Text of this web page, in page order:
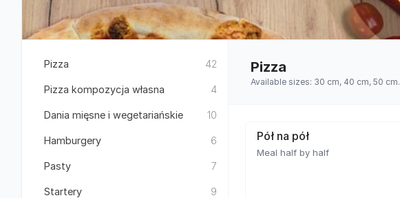
Pizza 42
Pizza kompozycja własna 4
Dania mięsne i wegetariańskie 10
Hamburgery 6
Pasty 7
Startery 9
Pizza
Available sizes: 30 cm, 40 cm, 50 cm.
Pół na pół
Meal half by half